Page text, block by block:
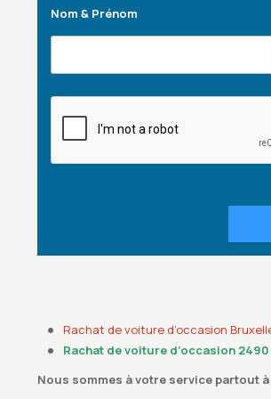
Nom & Prénom
Rachat de voiture d’occasion
Rachat de voiture d’occasion
Nous sommes à votre service partout à